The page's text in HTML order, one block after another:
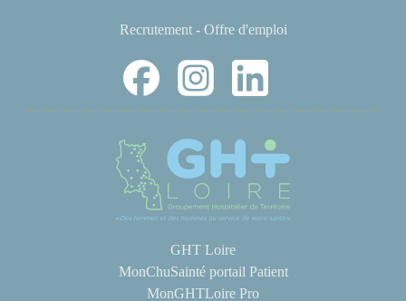
Recrutement - Offre d'emploi
GHT Loire
MonChuSainté portail Patient
MonGHTLoire Pro